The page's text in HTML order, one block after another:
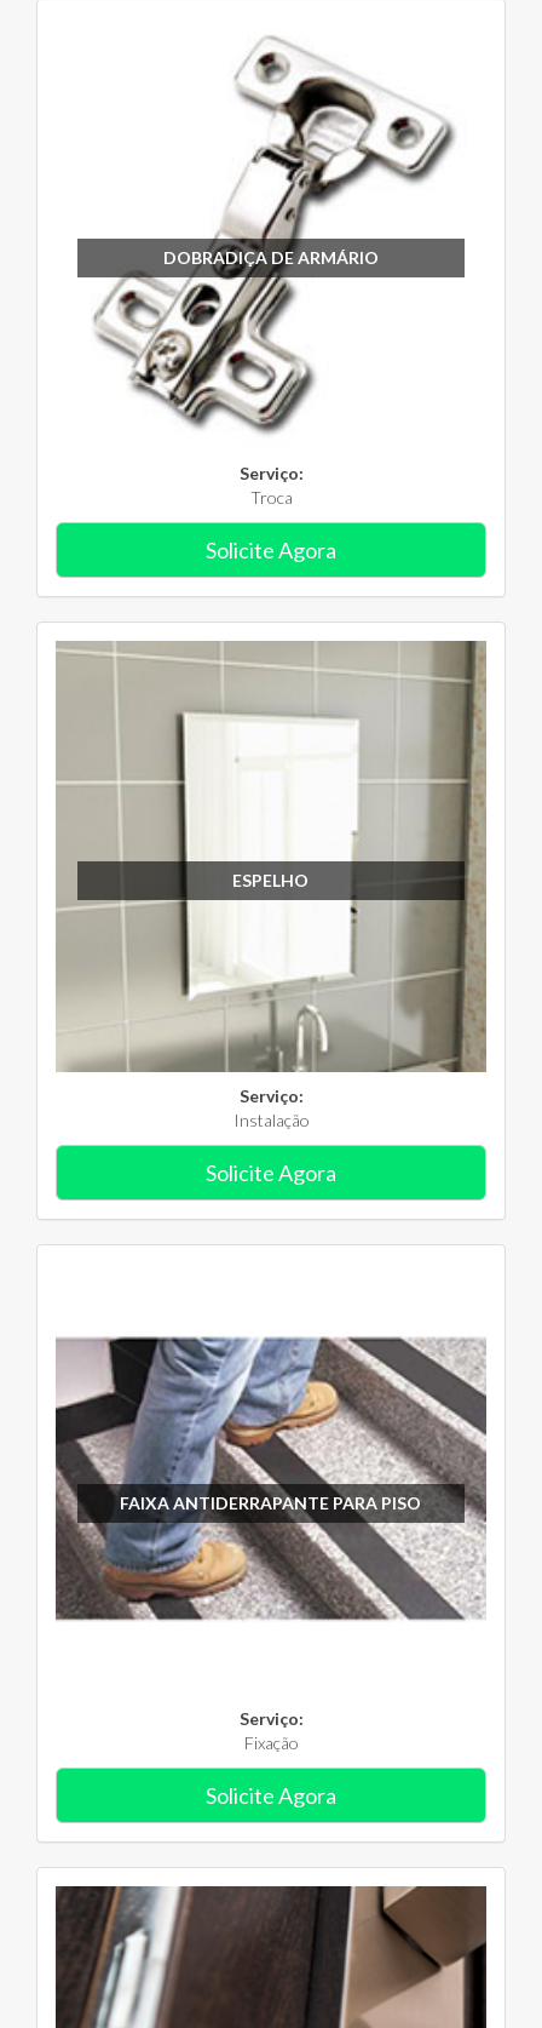
DOBRADIÇA DE ARMÁRIO
Serviço:
Troca
Solicite Agora
ESPELHO
Serviço:
Instalação
Solicite Agora
FAIXA ANTIDERRAPANTE PARA PISO
Serviço:
Fixação
Solicite Agora